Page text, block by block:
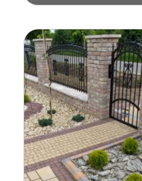
Ten
produkt
ma
wiele
wariantów.
Opcje
można
wybrać
na
stronie